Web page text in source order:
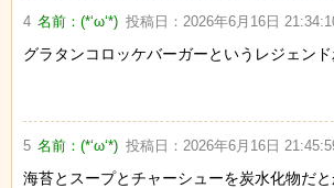
4 名前：(*‘ω‘*) 投稿日： 2026年6月16日
グラタンコロッケバーガーというレジェン
5 名前：(*‘ω‘*) 投稿日： 2026年6月16日
海苔とスープとチャーシューを炭水化物だ